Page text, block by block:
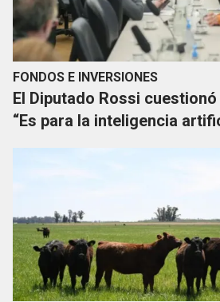
FONDOS E INVERSIONES
El Diputado Rossi cuestionó
“Es para la inteligencia